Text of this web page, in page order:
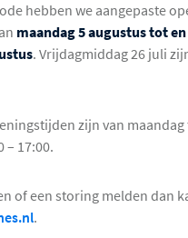
hebben we aangepaste
maandag 5 augustus tot
. Vrijdagmiddag 26 juli
zijn van
– 17:00.
of een storing melden dan
.